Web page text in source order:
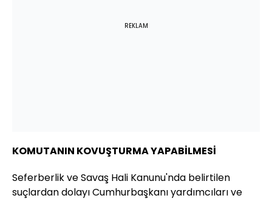
REKLAM
KOMUTANIN KOVUŞTURMA YAPABİLMESİ
Seferberlik ve Savaş Hali Kanunu'nda belirtilen
suçlardan dolayı Cumhurbaşkanı yardımcıları ve